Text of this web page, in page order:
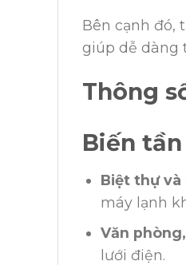
Bên cạnh đó,
giúp dễ dàng
Thông
Biến
Biệt thự và
máy lạnh
Văn
lưới điện.